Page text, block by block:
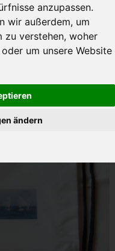
anzupassen.
wir außerdem, um
zu verstehen, woher
um unsere Website
ändern
Stück